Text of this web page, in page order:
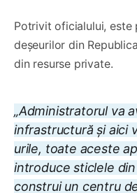
Potrivit oficialului, este
deșeurilor din
din resurse private.
„Administratorul va
infrastructură și aici
urile, toate aceste
introduce sticlele
construi un centru